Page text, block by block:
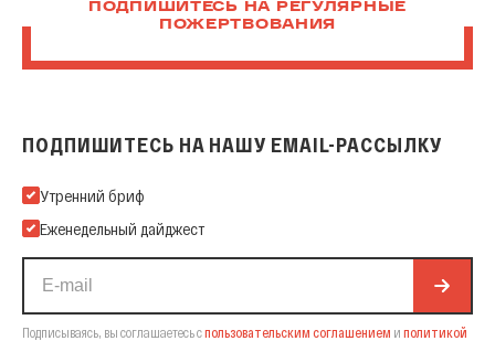
ПОДПИШИТЕСЬ НА РЕГУЛЯРНЫЕ
ПОЖЕРТВОВАНИЯ
ПОДПИШИТЕСЬ НА НАШУ EMAIL-РАССЫЛКУ
Подпишитесь на нашу Email-рассылку
Утренний бриф
Еженедельный дайджест
Подписываясь, вы соглашаетесь спользовательским соглашением и политикой